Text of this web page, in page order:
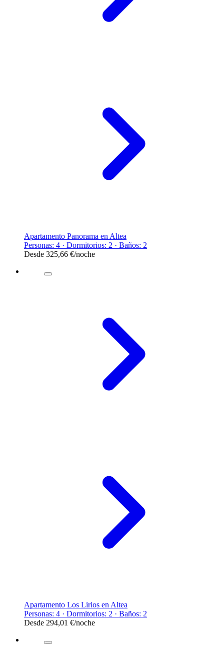
Apartamento Panorama en Altea
Personas: 4 · Dormitorios: 2 · Baños: 2
Desde 325,66 €/noche
Apartamento Los Lirios en Altea
Personas: 4 · Dormitorios: 2 · Baños: 2
Desde 294,01 €/noche